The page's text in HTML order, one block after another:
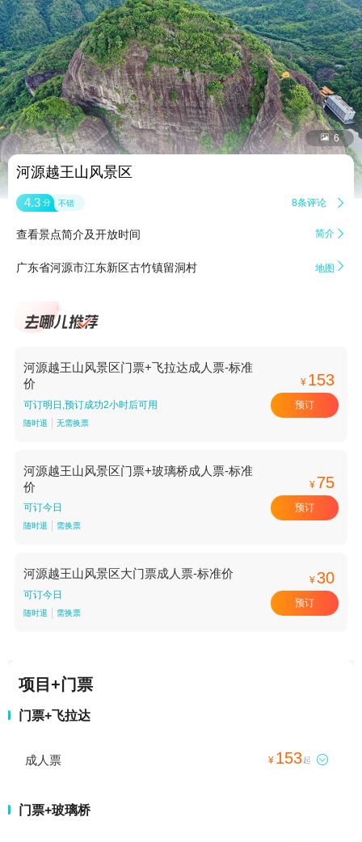
 6
河源越王山风景区
4.3 分 不错 8条评论 
查看景点简介及开放时间 简介 
广东省河源市江东新区古竹镇留洞村 地图 
河源越王山风景区门票+飞拉达成人票-标准
价
可订明日,预订成功2小时后可用
随时退 无需换票
¥ 153
预订
河源越王山风景区门票+玻璃桥成人票-标准
价
可订今日
随时退 需换票
¥ 75
预订
河源越王山风景区大门票成人票-标准价
可订今日
随时退 需换票
¥30
预订
项目+门票
门票+飞拉达
成人票 ¥ 153起 
门票+玻璃桥
